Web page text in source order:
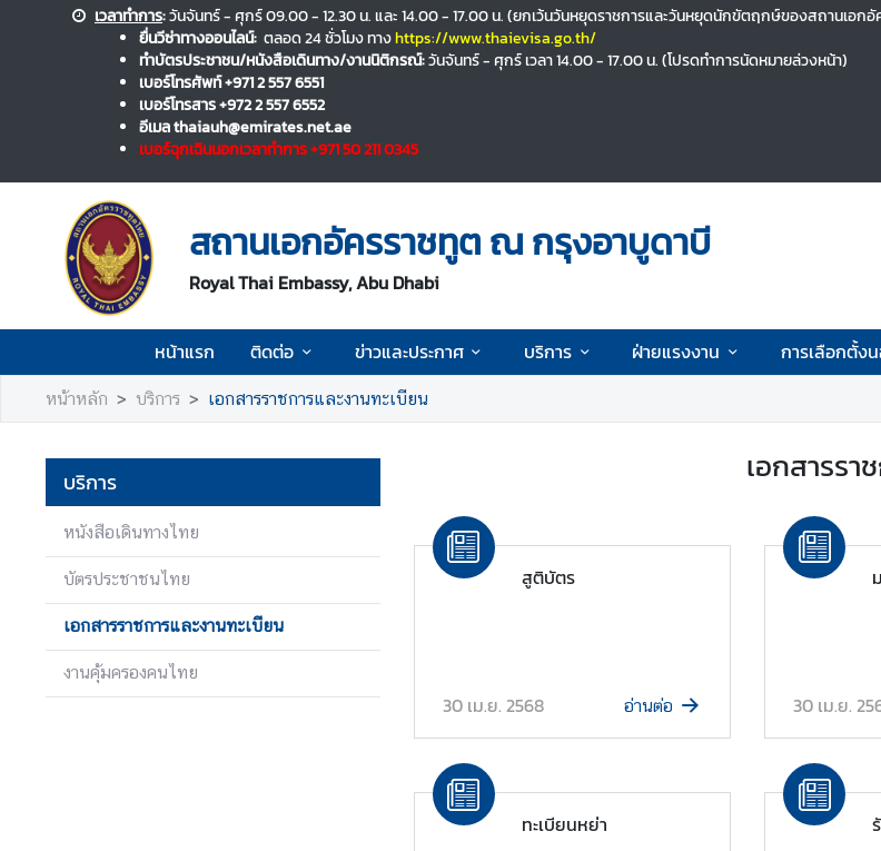
เวลาทำการ:วันจันทร์ - ศุกร์ 09.00 - 12.30 น. และ 14.00 - 17.00 น. (ยกเว้นวันหยุดราชการและวันหยุดนักขัตฤกษ์ของสถานเอก
ยื่นวีซ่าทางออนไลน์: ตลอด 24 ชั่วโมง ทางhttps://www.thaievisa.go.th/
ทำบัตรประชาชน/หนังสือเดินทาง/งานนิติกรณ์:วันจันทร์ - ศุกร์ เวลา 14.00 - 17.00 น. (โปรดทำการนัดหมายล่วงหน้า)
เบอร์โทรศัพท์ +971 2 557 6551
เบอร์โทรสาร +972 2 557 6552
อีเมล thaiauh@emirates.net.ae
เบอร์ฉุกเฉินนอกเวลาทำการ +971 50 211 0345
สถานเอกอัครราชทูต ณ กรุงอาบูดาบี
Royal Thai Embassy, Abu Dhabi
หน้าแรก ติดต่อ ข่าวและประกาศ บริการ ฝ่ายแรงงาน การเลือกตั้ง
ร
อ
ข่
ว
ล
ป
ก
ศ
หน้าหลัก บริการ เอกสารราชการและงานทะเบียน
บริการ
หนังสือเดินทางไทย
บัตรประชาชนไทย
เอกสารราชการและงานทะเบียน
งานคุ้มครองคนไทย
เอกสารรา
สูติบัตร
30 เม.ย. 2568 อ่านต่อ 30 เม.ย.
ทะเบียนหย่า